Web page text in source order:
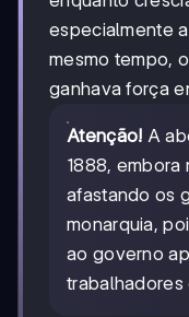
especialmente
mesmo tempo, o
ganhava força
Atenção! A
1888, embora
afastando os
monarquia,
ao governo
trabalhadores